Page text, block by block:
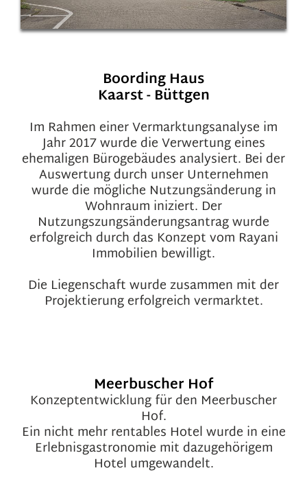
Boording Haus
Kaarst - Büttgen
Im Rahmen einer Vermarktungsanalyse im
Jahr 2017 wurde die Verwertung eines
ehemaligen Bürogebäudes analysiert. Bei der
Auswertung durch unser Unternehmen
wurde die mögliche Nutzungsänderung in
Wohnraum iniziert. Der
Nutzungszungsänderungsantrag wurde
erfolgreich durch das Konzept vom Rayani
Immobilien bewilligt.
Die Liegenschaft wurde zusammen mit der
Projektierung erfolgreich vermarktet.
Meerbuscher Hof
Konzeptentwicklung für den Meerbuscher
Hof.
Ein nicht mehr rentables Hotel wurde in eine
Erlebnisgastronomie mit dazugehörigem
Hotel umgewandelt.